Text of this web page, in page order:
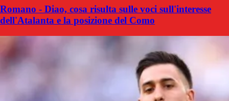
Romano - Diao, cosa risulta sulle voci sull'interesse
dell'Atalanta e la posizione del Como